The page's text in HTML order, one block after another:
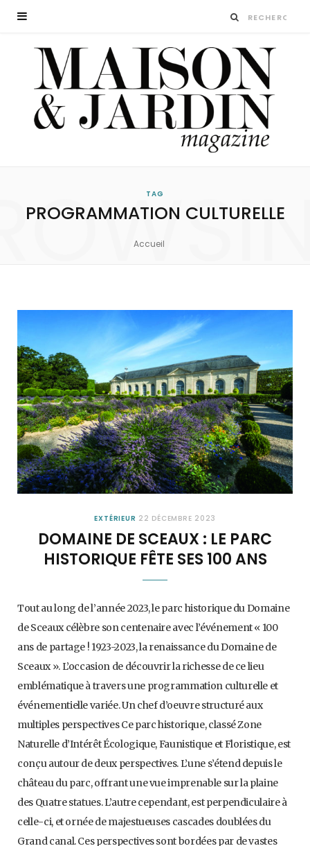
TAG
PROGRAMMATION CULTURELLE
Accueil
EXTÉRIEUR 22 DÉCEMBRE 2023
DOMAINE DE SCEAUX : LE PARC
HISTORIQUE FÊTE SES 100 ANS
Tout au long de l’année 2023, le parc historique du Domaine
de Sceaux célèbre son centenaire avec l’événement « 100
ans de partage ! 1923-2023, la renaissance du Domaine de
Sceaux ». L’occasion de découvrir la richesse de ce lieu
emblématique à travers une programmation culturelle et
événementielle variée. Un chef d’oeuvre structuré aux
multiples perspectives Ce parc historique, classé Zone
Naturelle d’Intérêt Écologique, Faunistique et Floristique, est
conçu autour de deux perspectives. L’une s’étend depuis le
château du parc, offrant une vue imprenable sur la plaine
des Quatre statues. L’autre cependant, est perpendiculaire à
celle-ci, et ornée de majestueuses cascades doublées du
Grand canal. Ces perspectives sont bordées par de vastes